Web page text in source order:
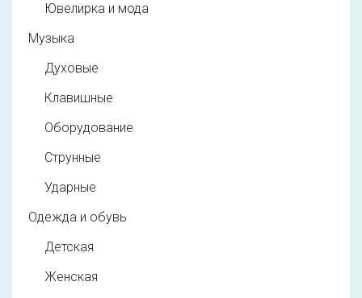
Ювелирка и мода
Музыка
Духовые
Клавишные
Оборудование
Струнные
Ударные
Одежда и обувь
Детская
Женская